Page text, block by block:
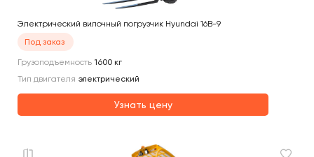
Электрический вилочный погрузчик Hyundai 16B-9
Под заказ
Грузоподъемность 1600 кг
Тип двигателя электрический
Узнать цену